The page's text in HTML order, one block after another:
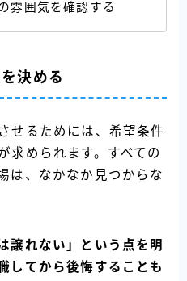
雰囲気を確認する
決める
せるためには、希望条件
求められます。すべての
は、なかなか見つからな
譲れない」という点を明
してから後悔することも